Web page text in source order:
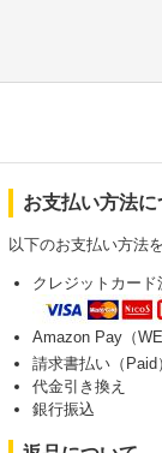
お支払い方法に
以下のお支払い方法
クレジットカード
Amazon Pay（
請求書払い（Paid）
代金引き換え
銀行振込